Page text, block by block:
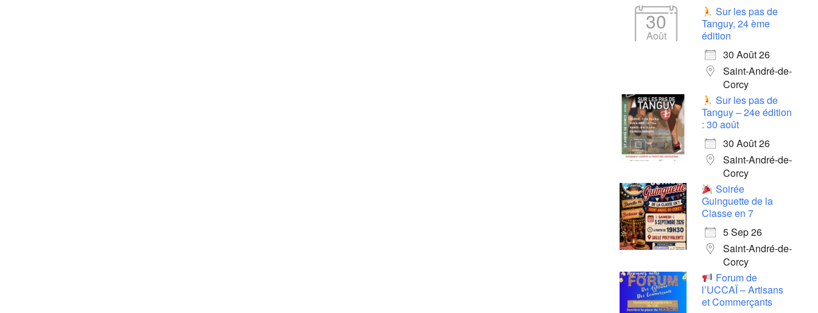
30
Août
Sur les pas de
Tanguy, 24 ème
édition
30 Août 26
Saint-André-de-
Corcy
Sur les pas de
Tanguy – 24e édition
: 30 août
30 Août 26
Saint-André-de-
Corcy
Soirée
Guinguette de la
Classe en 7
5 Sep 26
Saint-André-de-
Corcy
Forum de
l’UCCAÏ – Artisans
et Commerçants